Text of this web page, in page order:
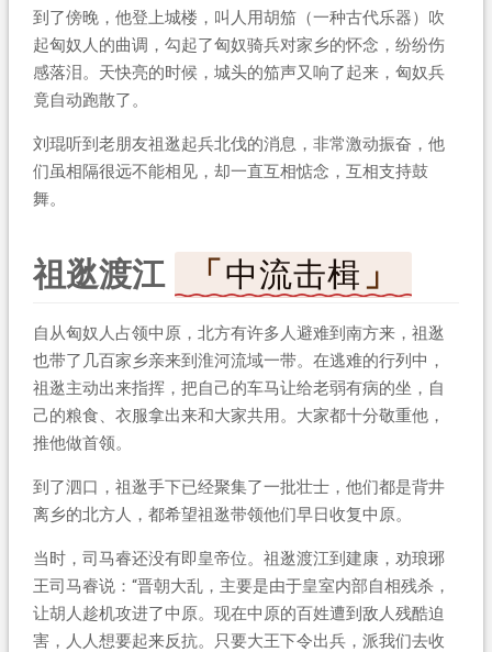
到了傍晚，他登上城楼，叫人用胡笳（一种古代乐器）吹
起匈奴人的曲调，勾起了匈奴骑兵对家乡的怀念，纷纷伤
感落泪。天快亮的时候，城头的笳声又响了起来，匈奴兵
竟自动跑散了。
刘琨听到老朋友祖逖起兵北伐的消息，非常激动振奋，他
们虽相隔很远不能相见，却一直互相惦念，互相支持鼓
舞。
祖逖渡江 中流击楫
自从匈奴人占领中原，北方有许多人避难到南方来，祖逖
也带了几百家乡亲来到淮河流域一带。在逃难的行列中，
祖逖主动出来指挥，把自己的车马让给老弱有病的坐，自
己的粮食、衣服拿出来和大家共用。大家都十分敬重他，
推他做首领。
到了泗口，祖逖手下已经聚集了一批壮士，他们都是背井
离乡的北方人，都希望祖逖带领他们早日收复中原。
当时，司马睿还没有即皇帝位。祖逖渡江到建康，劝琅琊
王司马睿说：“晋朝大乱，主要是由于皇室内部自相残杀，
让胡人趁机攻进了中原。现在中原的百姓遭到敌人残酷迫
害，人人想要起来反抗。只要大王下令出兵，派我们去收